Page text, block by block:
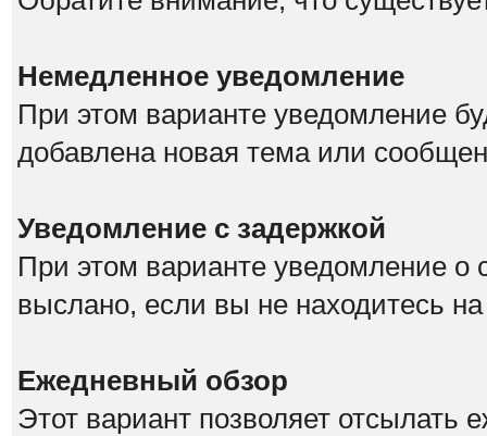
Немедленное уведомление
При этом варианте уведомление
добавлена новая тема или
Уведомление с задержкой
При этом варианте уведомление о
выслано, если вы не находитесь
Ежедневный обзор
Этот вариант позволяет отсылать